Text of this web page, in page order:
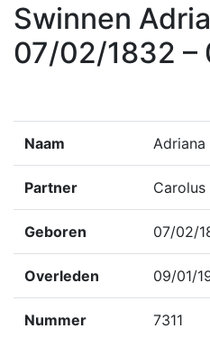
Swinnen
07/02/1832 –
Naam Adriana
Partner Carolus
Geboren 07/02/
Overleden 09/01/
Nummer 7311